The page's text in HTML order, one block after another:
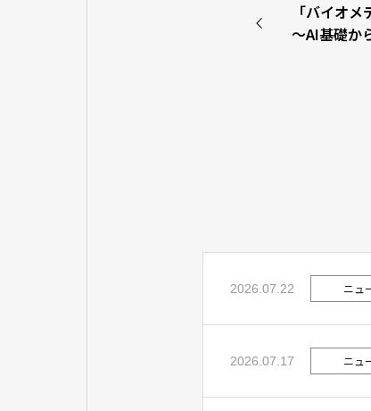
「バイオ
〜AI基礎か
2026.07.22 ニュ
2026.07.17 ニュ